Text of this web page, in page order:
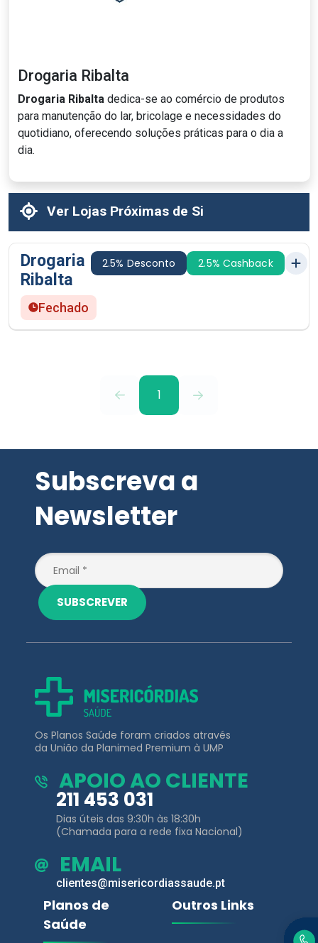
Drogaria Ribalta
Drogaria Ribalta dedica-se ao comércio de produtos
para manutenção do lar, bricolage e necessidades do
quotidiano, oferecendo soluções práticas para o dia a
dia.
Ver Lojas Próximas de Si
Drogaria
Ribalta
2.5% Desconto 2.5% Cashback
Fechado
1
Subscreva a
Newsletter
SUBSCREVER
Os Planos Saúde foram criados através
da União da Planimed Premium à UMP
APOIO AO CLIENTE
211 453 031
Dias úteis das 9:30h às 18:30h
(Chamada para a rede fixa Nacional)
EMAIL
clientes@misericordiassaude.pt
Planos de
Saúde
Outros Links